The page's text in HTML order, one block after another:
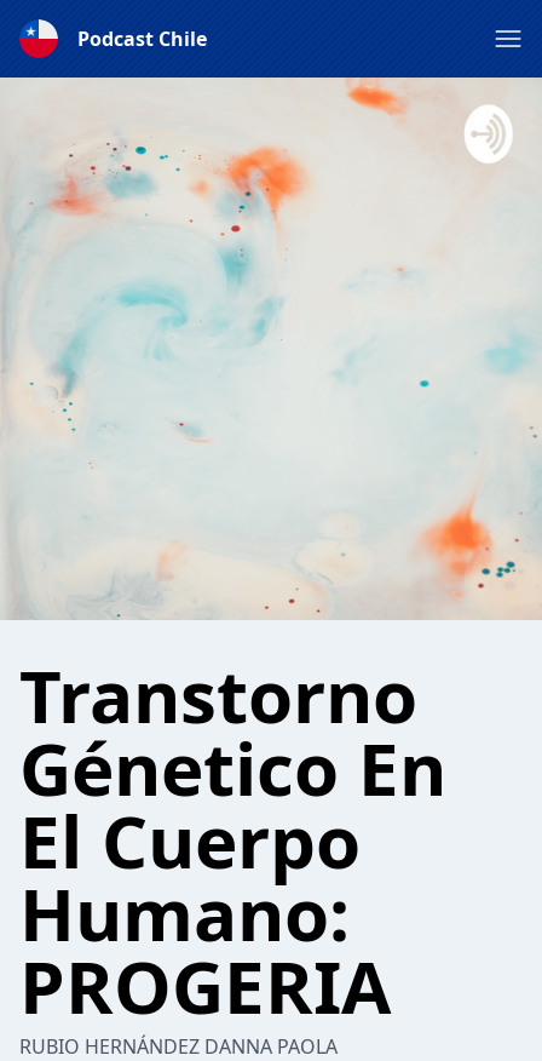
Podcast Chile
Transtorno
Génetico En
El Cuerpo
Humano:
PROGERIA
RUBIO HERNÁNDEZ DANNA PAOLA